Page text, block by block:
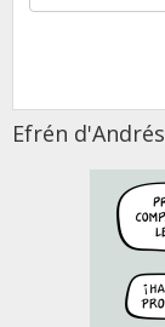
Efrén d'Andrés